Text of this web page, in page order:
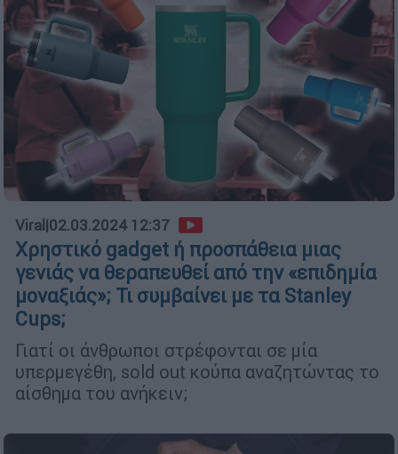
Viral|02.03.2024 12:37
Χρηστικό gadget ή προσπάθεια μιας
γενιάς να θεραπευθεί από την «επιδημία
μοναξιάς»; Τι συμβαίνει με τα Stanley
Cups;
Γιατί οι άνθρωποι στρέφονται σε μία
υπερμεγέθη, sold out κούπα αναζητώντας το
αίσθημα του ανήκειν;